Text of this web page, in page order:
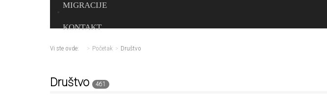
MIGRACIJE
KONTAKT
Vi ste ovde: Početak Društvo
Društvo 461